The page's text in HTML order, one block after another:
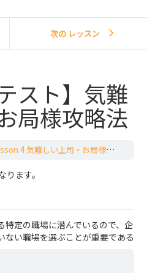
次の レッスン
スト】気難
局様攻略法
4 気難しい上司・お局様攻略法
ます。
特定の職場に潜んでいるので、企
ない職場を選ぶことが重要である